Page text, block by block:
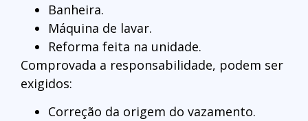
Banheira.
Máquina de lavar.
Reforma feita na unidade.
Comprovada a responsabilidade, podem ser
exigidos:
Correção da origem do vazamento.